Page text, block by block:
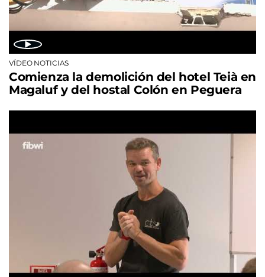
VÍDEO NOTICIAS
Comienza la demolición del hotel Teià en
Magaluf y del hostal Colón en Peguera